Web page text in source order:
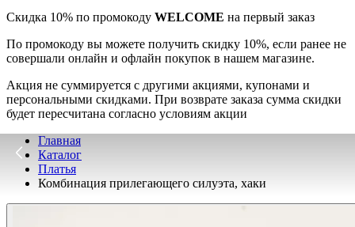
Скидка 10% по промокоду WELCOME на первый заказ
По промокоду вы можете получить скидку 10%, если ранее не
совершали онлайн и офлайн покупок в нашем магазине.
Акция не суммируется с другими акциями, купонами и
персональными скидками. При возврате заказа сумма скидки
будет пересчитана согласно условиям акции
Главная
Каталог
Платья
Комбинация прилегающего силуэта, хаки